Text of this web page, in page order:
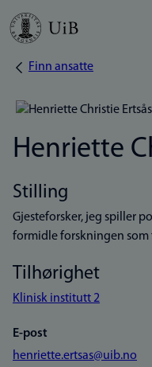
Hopp
Navigasjonssti
Finn ansatte
Henriette
Stilling
Gjesteforsker, jeg spiller
formidle forskningen som
Tilhørighet
Klinisk institutt 2
E-post
henriette.ertsas@uib.no